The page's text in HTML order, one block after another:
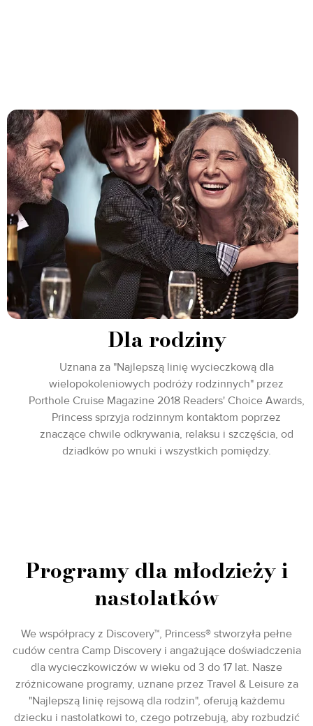
Dla rodziny
Uznana za "Najlepszą linię wycieczkową dla
wielopokoleniowych podróży rodzinnych" przez
Porthole Cruise Magazine 2018 Readers' Choice Awards,
Princess sprzyja rodzinnym kontaktom poprzez
znaczące chwile odkrywania, relaksu i szczęścia, od
dziadków po wnuki i wszystkich pomiędzy.
Programy dla młodzieży i
nastolatków
We współpracy z Discovery™, Princess® stworzyła pełne
cudów centra Camp Discovery i angażujące doświadczenia
dla wycieczkowiczów w wieku od 3 do 17 lat. Nasze
zróżnicowane programy, uznane przez Travel & Leisure za
"Najlepszą linię rejsową dla rodzin", oferują każdemu
dziecku i nastolatkowi to, czego potrzebują, aby rozbudzić